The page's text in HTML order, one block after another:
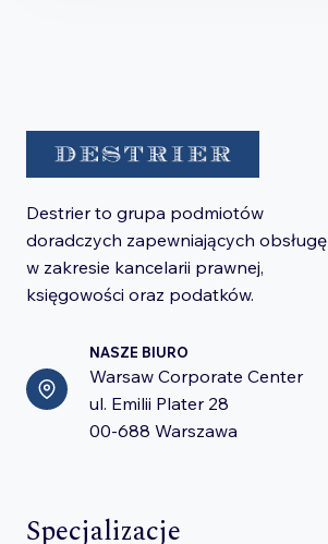
Destrier to grupa podmiotów
doradczych zapewniających obsługę
w zakresie kancelarii prawnej,
księgowości oraz podatków.
NASZE BIURO
Warsaw Corporate Center
ul. Emilii Plater 28
00-688 Warszawa
Specjalizacje